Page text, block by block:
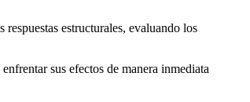
estructurales, evaluando los
sus efectos de manera inmediata